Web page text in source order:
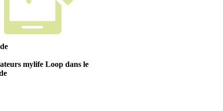
mylife Loop dans le